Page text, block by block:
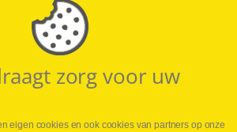
Media
zorg voor uw
eigen cookies en ook cookies van partners op onze